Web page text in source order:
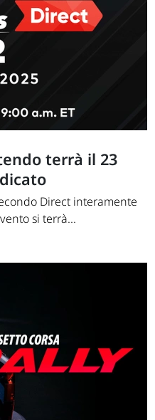
terrà il 23
Direct interamente
si terrà...